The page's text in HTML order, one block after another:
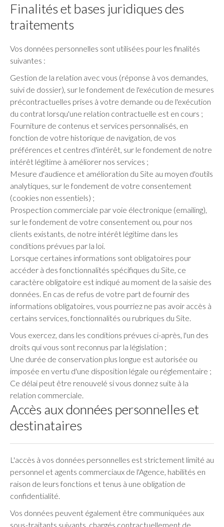
Finalités et bases juridiques des
traitements
Vos données personnelles sont utilisées pour les finalités
suivantes :
Gestion de la relation avec vous (réponse à vos demandes,
suivi de dossier), sur le fondement de l'exécution de mesures
précontractuelles prises à votre demande ou de l'exécution
du contrat lorsqu'une relation contractuelle est en cours ;
Fourniture de contenus et services personnalisés, en
fonction de votre historique de navigation, de vos
préférences et centres d'intérêt, sur le fondement de notre
intérêt légitime à améliorer nos services ;
Mesure d'audience et amélioration du Site au moyen d'outils
analytiques, sur le fondement de votre consentement
(cookies non essentiels) ;
Prospection commerciale par voie électronique (emailing),
sur le fondement de votre consentement ou, pour nos
clients existants, de notre intérêt légitime dans les
conditions prévues par la loi.
Lorsque certaines informations sont obligatoires pour
accéder à des fonctionnalités spécifiques du Site, ce
caractère obligatoire est indiqué au moment de la saisie des
données. En cas de refus de votre part de fournir des
informations obligatoires, vous pourriez ne pas avoir accès à
certains services, fonctionnalités ou rubriques du Site.
Vous exercez, dans les conditions prévues ci-après, l'un des
droits qui vous sont reconnus par la législation ;
Une durée de conservation plus longue est autorisée ou
imposée en vertu d'une disposition légale ou réglementaire ;
Ce délai peut être renouvelé si vous donnez suite à la
relation commerciale.
Accès aux données personnelles et
destinataires
L'accès à vos données personnelles est strictement limité au
personnel et agents commerciaux de l'Agence, habilités en
raison de leurs fonctions et tenus à une obligation de
confidentialité.
Vos données peuvent également être communiquées aux
sous-traitants suivants, chargés contractuellement de